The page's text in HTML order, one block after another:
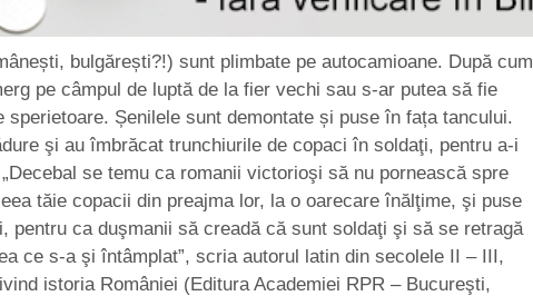
bulgărești?!) sunt plimbate pe autocamioane. După cum
pe câmpul de luptă de la fier vechi sau s-ar putea să fie
sperietoare. Șenilele sunt demontate și puse în fața tancului.
şi au îmbrăcat trunchiurile de copaci în soldaţi, pentru a-i
se temu ca romanii victorioşi să nu pornească spre
tăie copacii din preajma lor, la o oarecare înălţime, şi puse
pentru ca duşmanii să creadă că sunt soldaţi şi să se retragă
ce s-a şi întâmplat”, scria autorul latin din secolele II – III,
istoria României (Editura Academiei RPR – Bucureşti,